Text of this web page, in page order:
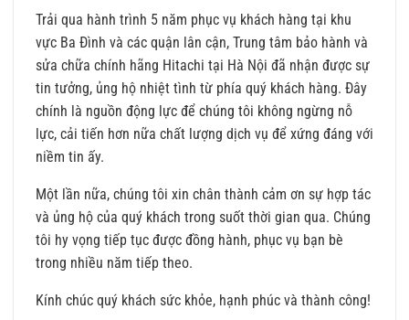
Trải qua hành trình 5 năm phục vụ khách hàng tại khu
vực Ba Đình và các quận lân cận, Trung tâm bảo hành và
sửa chữa chính hãng Hitachi tại Hà Nội đã nhận được sự
tin tưởng, ủng hộ nhiệt tình từ phía quý khách hàng. Đây
chính là nguồn động lực để chúng tôi không ngừng nỗ
lực, cải tiến hơn nữa chất lượng dịch vụ để xứng đáng với
niềm tin ấy.
Một lần nữa, chúng tôi xin chân thành cảm ơn sự hợp tác
và ủng hộ của quý khách trong suốt thời gian qua. Chúng
tôi hy vọng tiếp tục được đồng hành, phục vụ bạn bè
trong nhiều năm tiếp theo.
Kính chúc quý khách sức khỏe, hạnh phúc và thành công!